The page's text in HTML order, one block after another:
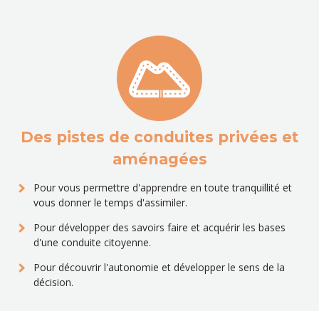
Des pistes de conduites privées et
aménagées
Pour vous permettre d'apprendre en toute tranquillité et
vous donner le temps d'assimiler.
Pour développer des savoirs faire et acquérir les bases
d'une conduite citoyenne.
Pour découvrir l'autonomie et développer le sens de la
décision.